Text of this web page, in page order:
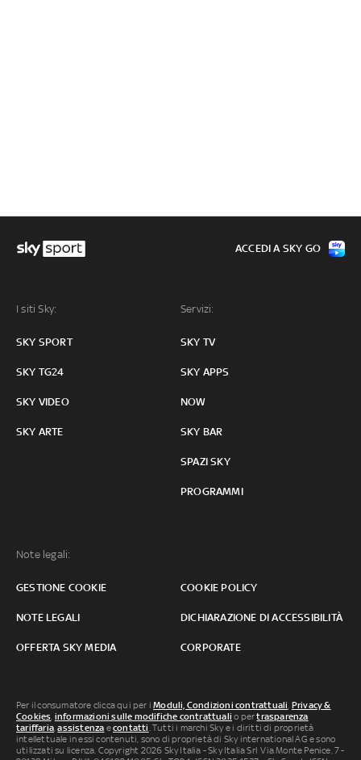
I siti Sky:
SKY SPORT
SKY TG24
SKY VIDEO
SKY ARTE
Servizi:
SKY TV
SKY APPS
NOW
SKY BAR
SPAZI SKY
PROGRAMMI
Note legali:
GESTIONE COOKIE COOKIE POLICY
NOTE LEGALI DICHIARAZIONE DI ACCESSIBILITÀ
OFFERTA SKY MEDIA CORPORATE
ACCEDI A SKY GO
Per il consumatore clicca qui per iModuli, Condizioni contrattuali, Privacy &
Cookies, informazioni sulle modifiche contrattuali o pertrasparenza
tariffaria,assistenza econtatti. Tutti i marchi Sky e i diritti di proprietà
intellettuale in essi contenuti, sono di proprietà di Sky international AG e sono
utilizzati su licenza. Copyright 2026 Sky Italia - Sky Italia Srl Via Monte Penice, 7 -